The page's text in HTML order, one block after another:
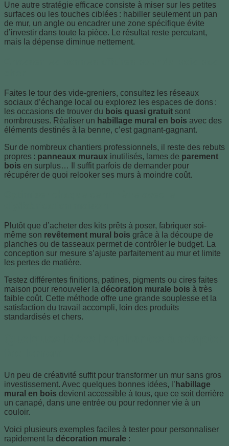
Une autre stratégie efficace consiste à miser sur les petites
surfaces ou les touches ciblées : habiller seulement un pan
de mur, un angle ou encadrer une zone spécifique évite
d’investir dans toute la pièce. Le résultat reste percutant,
mais la dépense diminue nettement.
Faites le tour des vide-greniers, consultez les réseaux
sociaux d’échange local ou explorez les espaces de dons :
les occasions de trouver du bois quasi gratuit sont
nombreuses. Réaliser un habillage mural en bois avec des
éléments destinés à la benne, c’est gagnant-gagnant.
Sur de nombreux chantiers professionnels, il reste des rebuts
propres : panneaux muraux inutilisés, lames de parement
bois en surplus… Il suffit parfois de demander pour
récupérer de quoi relooker ses murs à moindre coût.
Plutôt que d’acheter des kits prêts à poser, fabriquer soi-
même son revêtement mural bois grâce à la découpe de
planches ou de tasseaux permet de contrôler le budget. La
conception sur mesure s’ajuste parfaitement au mur et limite
les pertes de matière.
Testez différentes finitions, patines, pigments ou cires faites
maison pour renouveler la décoration murale bois à très
faible coût. Cette méthode offre une grande souplesse et la
satisfaction du travail accompli, loin des produits
standardisés et chers.
Un peu de créativité suffit pour transformer un mur sans gros
investissement. Avec quelques bonnes idées, l’ habillage
mural en bois devient accessible à tous, que ce soit derrière
un canapé, dans une entrée ou pour redonner vie à un
couloir.
Voici plusieurs exemples faciles à tester pour personnaliser
rapidement la décoration murale :